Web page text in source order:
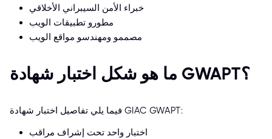
خبراء الأمن السيبراني الأخلاقي
مطورو تطبيقات الويب
مصممو ومهندسو مواقع الويب
ما هو شكل اختبار شهادة GWAPT؟
فيما يلي تفاصيل اختبار شهادة GIAC GWAPT:
اختبار واحد تحت إشراف مراقب